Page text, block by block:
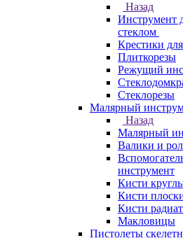
Назад
Инструмент
стеклом
Крестики
Плиткорезы
Режущий
Стеклорезы
Малярный
Назад
Малярный
Валики и
инструмент
Кисти
Кисти
Кисти
Макловицы
Пистолеты